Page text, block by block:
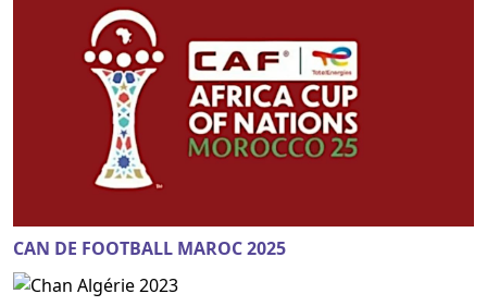
CAN DE FOOTBALL MAROC 2025